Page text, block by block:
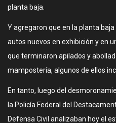
planta baja.
Y agregaron que en la planta
autos nuevos en exhibición y en
que terminaron apilados y
mampostería, algunos de ellos
En tanto, luego del
la Policía Federal del
Defensa Civil analizaban hoy el